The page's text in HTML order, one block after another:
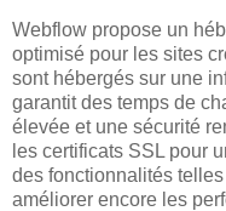
Webflow propose un
optimisé pour les sites
sont hébergés sur une
garantit des temps de
élevée et une sécurité
les certificats SSL pour
des fonctionnalités
améliorer encore les